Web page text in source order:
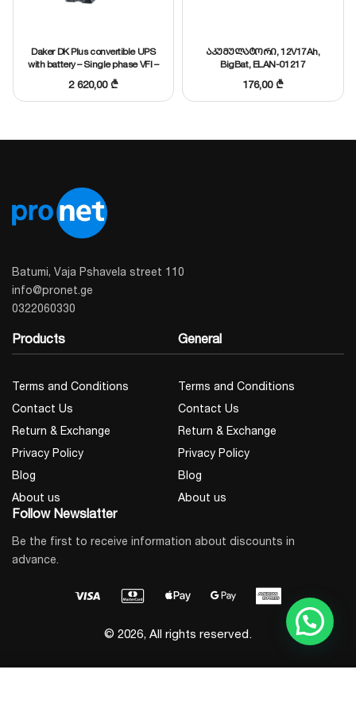
Daker DK Plus convertible UPS
with battery – Single phase VFI –
3000 VA – 2700 W, Legrand,
310172
2 620,00₾
აკუმულატორი, 12V17Ah,
BigBat, ELAN-01217
176,00₾
Batumi, Vaja Pshavela street 110
info@pronet.ge
0322060330
Products
Terms and Conditions
Contact Us
Return & Exchange
Privacy Policy
Blog
About us
General
Terms and Conditions
Contact Us
Return & Exchange
Privacy Policy
Blog
About us
Follow Newslatter
Be the first to receive information about discounts in
advance.
© 2026, All rights reserved.